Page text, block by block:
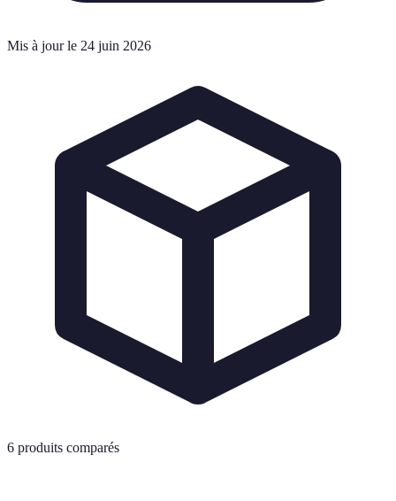
Mis à jour le 24 juin 2026
6 produits comparés